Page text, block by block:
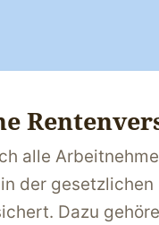
alle
der gesetzlichen
Dazu